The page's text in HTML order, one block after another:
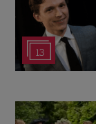
13